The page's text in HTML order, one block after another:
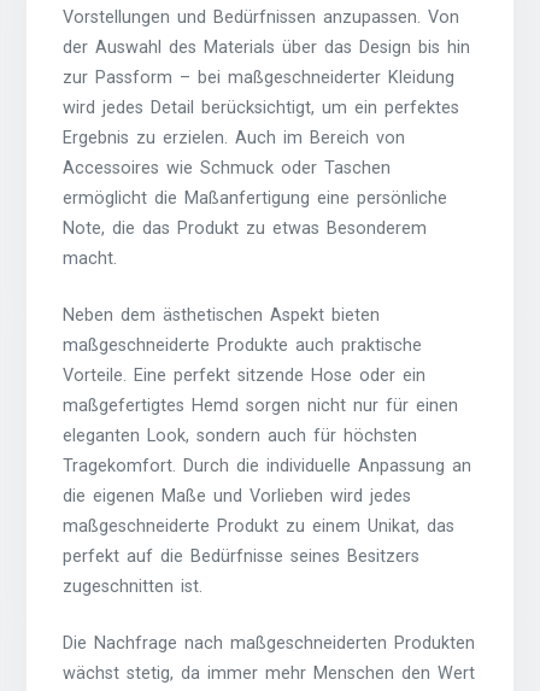
Vorstellungen und Bedürfnissen anzupassen. Von
der Auswahl des Materials über das Design bis hin
zur Passform – bei maßgeschneiderter Kleidung
wird jedes Detail berücksichtigt, um ein perfektes
Ergebnis zu erzielen. Auch im Bereich von
Accessoires wie Schmuck oder Taschen
ermöglicht die Maßanfertigung eine persönliche
Note, die das Produkt zu etwas Besonderem
macht.
Neben dem ästhetischen Aspekt bieten
maßgeschneiderte Produkte auch praktische
Vorteile. Eine perfekt sitzende Hose oder ein
maßgefertigtes Hemd sorgen nicht nur für einen
eleganten Look, sondern auch für höchsten
Tragekomfort. Durch die individuelle Anpassung an
die eigenen Maße und Vorlieben wird jedes
maßgeschneiderte Produkt zu einem Unikat, das
perfekt auf die Bedürfnisse seines Besitzers
zugeschnitten ist.
Die Nachfrage nach maßgeschneiderten Produkten
wächst stetig, da immer mehr Menschen den Wert